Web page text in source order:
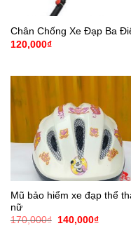
Chân Chống Xe Đạp Ba
120,000₫
Mũ bảo hiểm xe đạp thể
nữ
170,000₫
Giá
140,000₫Giá